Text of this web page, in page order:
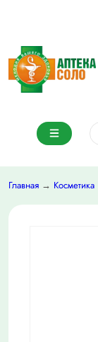
Главная → Косметика